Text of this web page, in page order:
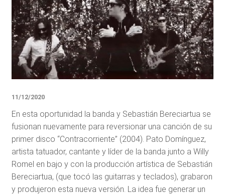
11/12/2020
En esta oportunidad la banda y Sebastián Bereciartua se
fusionan nuevamente para reversionar una canción de su
primer disco “Contracorriente” (2004). Pato Domínguez,
artista tatuador, cantante y líder de la banda junto a Willy
Romel en bajo y con la producción artística de Sebastián
Bereciartua, (que tocó las guitarras y teclados), grabaron
y produjeron esta nueva versión. La idea fue generar un